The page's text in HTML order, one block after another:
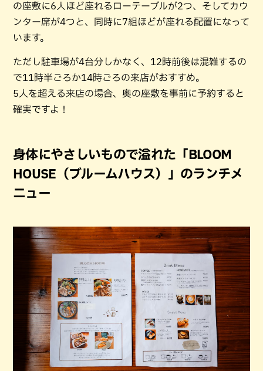
の座敷に6人ほど座れるローテーブルが2つ、そしてカウ
ンター席が4つと、同時に7組ほどが座れる配置になって
います。
ただし駐車場が4台分しかなく、12時前後は混雑するの
で11時半ごろか14時ごろの来店がおすすめ。
5人を超える来店の場合、奥の座敷を事前に予約すると
確実ですよ！
身体にやさしいもので溢れた「BLOOM
HOUSE（ブルームハウス）」のランチメ
ニュー